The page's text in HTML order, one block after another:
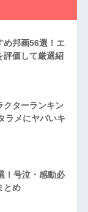
め邦画56選！エ
評価して厳選紹
クターランキン
ラメにヤバいキ
！号泣・感動必
とめ